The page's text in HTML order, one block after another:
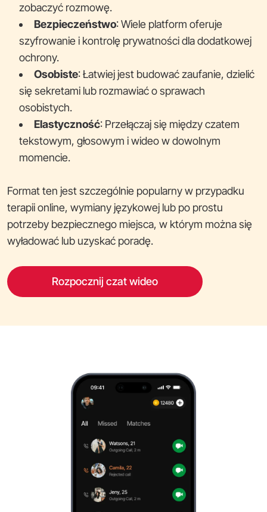
zobaczyć rozmowę.
Bezpieczeństwo: Wiele platform oferuje
szyfrowanie i kontrolę prywatności dla dodatkowej
ochrony.
Osobiste: Łatwiej jest budować zaufanie, dzielić
się sekretami lub rozmawiać o sprawach
osobistych.
Elastyczność: Przełączaj się między czatem
tekstowym, głosowym i wideo w dowolnym
momencie.
Format ten jest szczególnie popularny w przypadku
terapii online, wymiany językowej lub po prostu
potrzeby bezpiecznego miejsca, w którym można się
wyładować lub uzyskać poradę.
Rozpocznij czat wideo